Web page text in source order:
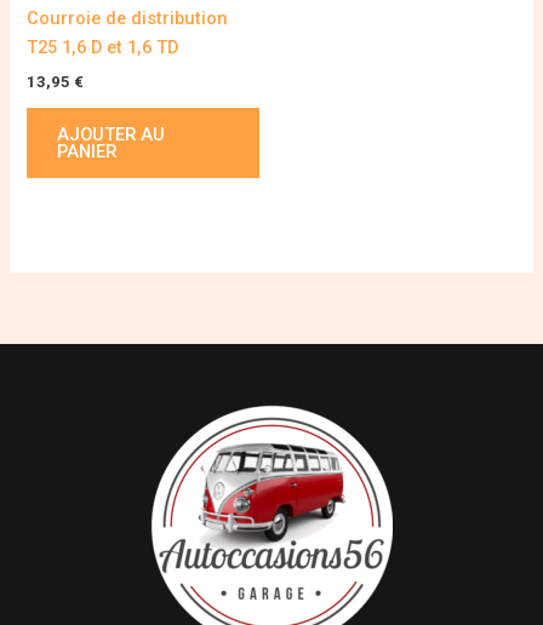
Courroie de distribution
T25 1,6 D et 1,6 TD
13,95 €
AJOUTER AU
PANIER